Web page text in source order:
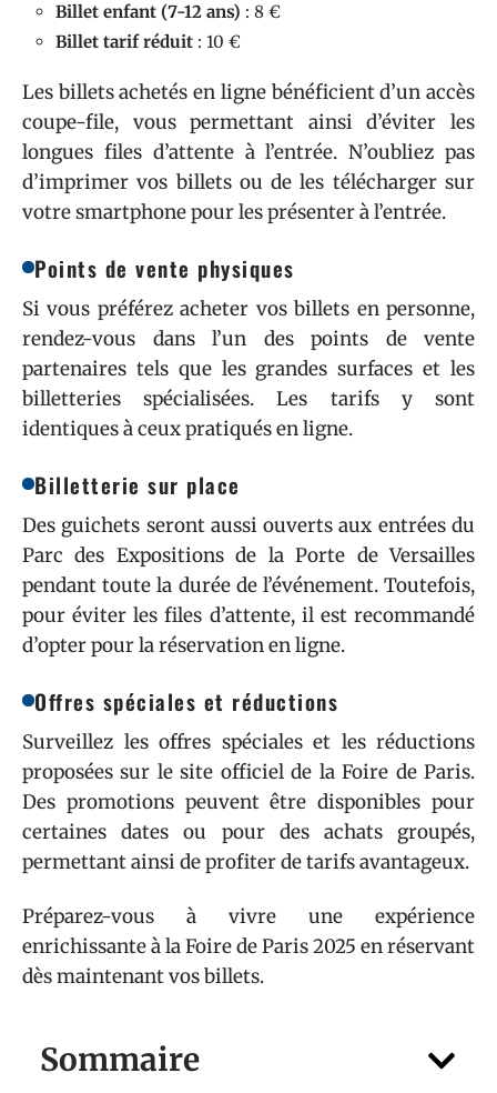
Sommaire
Billet enfant (7-12 ans) : 8 €
Billet tarif réduit : 10 €
Les billets achetés en ligne bénéficient d’un accès
coupe-file, vous permettant ainsi d’éviter les
longues files d’attente à l’entrée. N’oubliez pas
d’imprimer vos billets ou de les télécharger sur
votre smartphone pour les présenter à l’entrée.
Points de vente physiques
Si vous préférez acheter vos billets en personne,
rendez-vous dans l’un des points de vente
partenaires tels que les grandes surfaces et les
billetteries spécialisées. Les tarifs y sont
identiques à ceux pratiqués en ligne.
Billetterie sur place
Des guichets seront aussi ouverts aux entrées du
Parc des Expositions de la Porte de Versailles
pendant toute la durée de l’événement. Toutefois,
pour éviter les files d’attente, il est recommandé
d’opter pour la réservation en ligne.
Offres spéciales et réductions
Surveillez les offres spéciales et les réductions
proposées sur le site officiel de la Foire de Paris.
Des promotions peuvent être disponibles pour
certaines dates ou pour des achats groupés,
permettant ainsi de profiter de tarifs avantageux.
Préparez-vous à vivre une expérience
enrichissante à la Foire de Paris 2025 en réservant
dès maintenant vos billets.